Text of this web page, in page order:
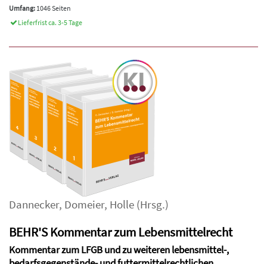
Umfang: 1046 Seiten
Lieferfrist ca. 3-5 Tage
Dannecker, Domeier, Holle (Hrsg.)
BEHR'S Kommentar zum Lebensmittelrecht
Kommentar zum LFGB und zu weiteren lebensmittel-,